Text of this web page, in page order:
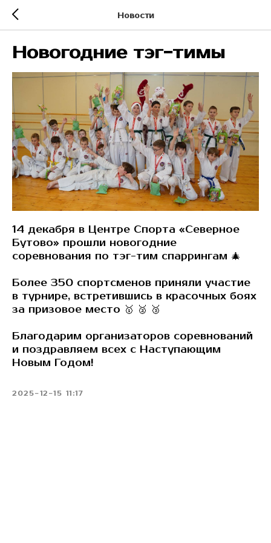
Новости
Новогодние тэг-тимы
14 декабря в Центре Спорта «Северное
Бутово» прошли новогодние
соревнования по тэг-тим спаррингам 🎄
Более 350 спортсменов приняли участие
в турнире, встретившись в красочных боях
за призовое место 🥇 🥈 🥉
Благодарим организаторов соревнований
и поздравляем всех с Наступающим
Новым Годом!
2025-12-15 11:17